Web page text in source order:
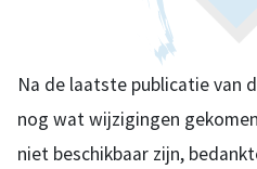
Na de laatste publicatie van
nog wat wijzigingen
niet beschikbaar zijn,